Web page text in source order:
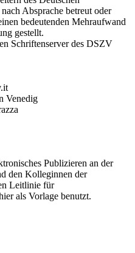
Absprache betreut oder
bedeutenden Mehraufwand
gestellt.
Schriftenserver des DSZV
Venedig
Publizieren an der
den Kolleginnen der
Leitlinie für
als Vorlage benutzt.